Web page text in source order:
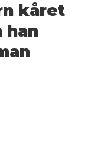
kåret
han